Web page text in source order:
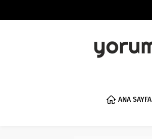
ANA SAYFA